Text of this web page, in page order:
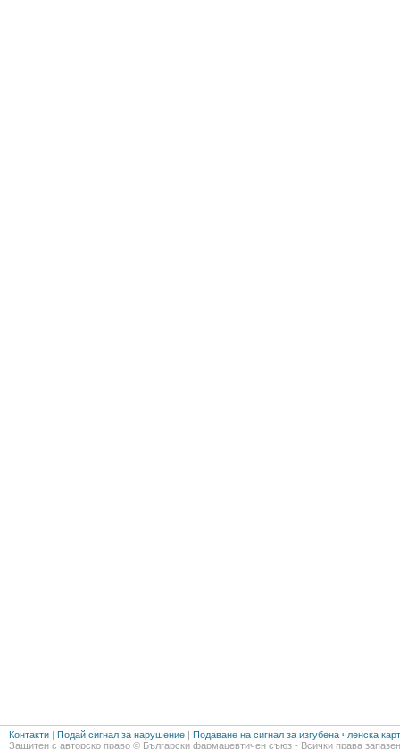
Контакти | Подай сигнал за нарушение | Подаване на сигнал за изгубена членска
Защитен с авторско право © Български фармацевтичен съюз - Всички права